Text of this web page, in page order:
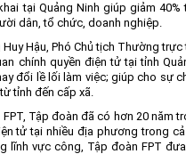
kháctại Quảng Ninh giúp giảm
dân, tổ chức, doanh nghiệp.
Hậu, Phó Chủ tịch Thường trực
chính quyền điện tử tại tỉnh
đổi lề lối làm việc; giúp cho sự
tỉnh đến cấp xã.
Tập đoàn đã có hơn 20 năm
tử tại nhiều địa phương trong
lĩnh vực công, Tập đoàn FPT